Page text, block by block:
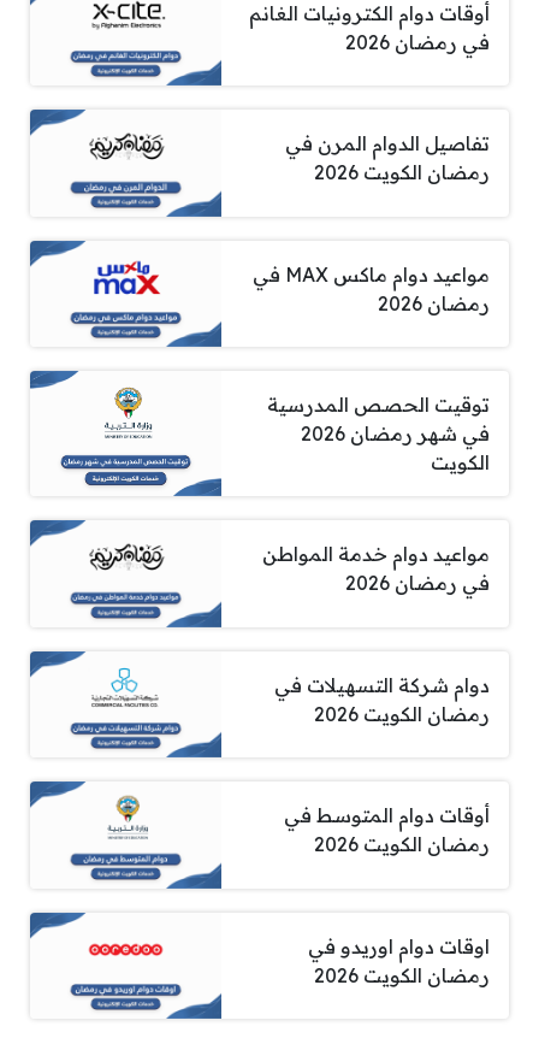
أوقات دوام الكترونيات الغانم
في رمضان 2026
تفاصيل الدوام المرن في
رمضان الكويت 2026
مواعيد دوام ماكس MAX في
رمضان 2026
توقيت الحصص المدرسية
في شهر رمضان 2026
الكويت
مواعيد دوام خدمة المواطن
في رمضان 2026
دوام شركة التسهيلات في
رمضان الكويت 2026
أوقات دوام المتوسط في
رمضان الكويت 2026
اوقات دوام اوريدو في
رمضان الكويت 2026